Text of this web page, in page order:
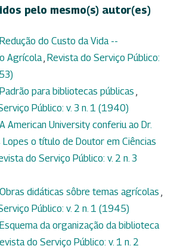
pelo mesmo(s) autor(es)
Redução do Custo da Vida --
Agrícola Revista do Serviço Público:
Padrão para bibliotecas públicas
Público: v. 3 n. 1 (1940)
A American University conferiu ao Dr.
Lopes o título de Doutor em Ciências
do Serviço Público: v. 2 n. 3
Obras didáticas sôbre temas agrícolas
Público: v. 2 n. 1 (1945)
Esquema da organização da biblioteca
do Serviço Público: v. 1 n. 2